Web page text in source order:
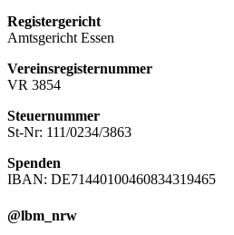
Registergericht
Amtsgericht Essen
Vereinsregisternummer
VR 3854
Steuernummer
St-Nr: 111/0234/3863
Spenden
IBAN: DE71440100460834319465
@lbm_nrw